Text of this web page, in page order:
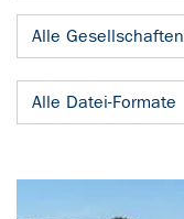
Alle Gesellschaften
Alle Datei-Formate